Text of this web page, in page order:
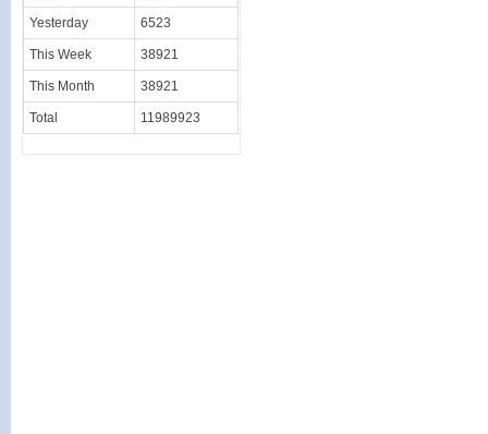
Yesterday 6523
This Week 38921
This Month 38921
Total 11989923